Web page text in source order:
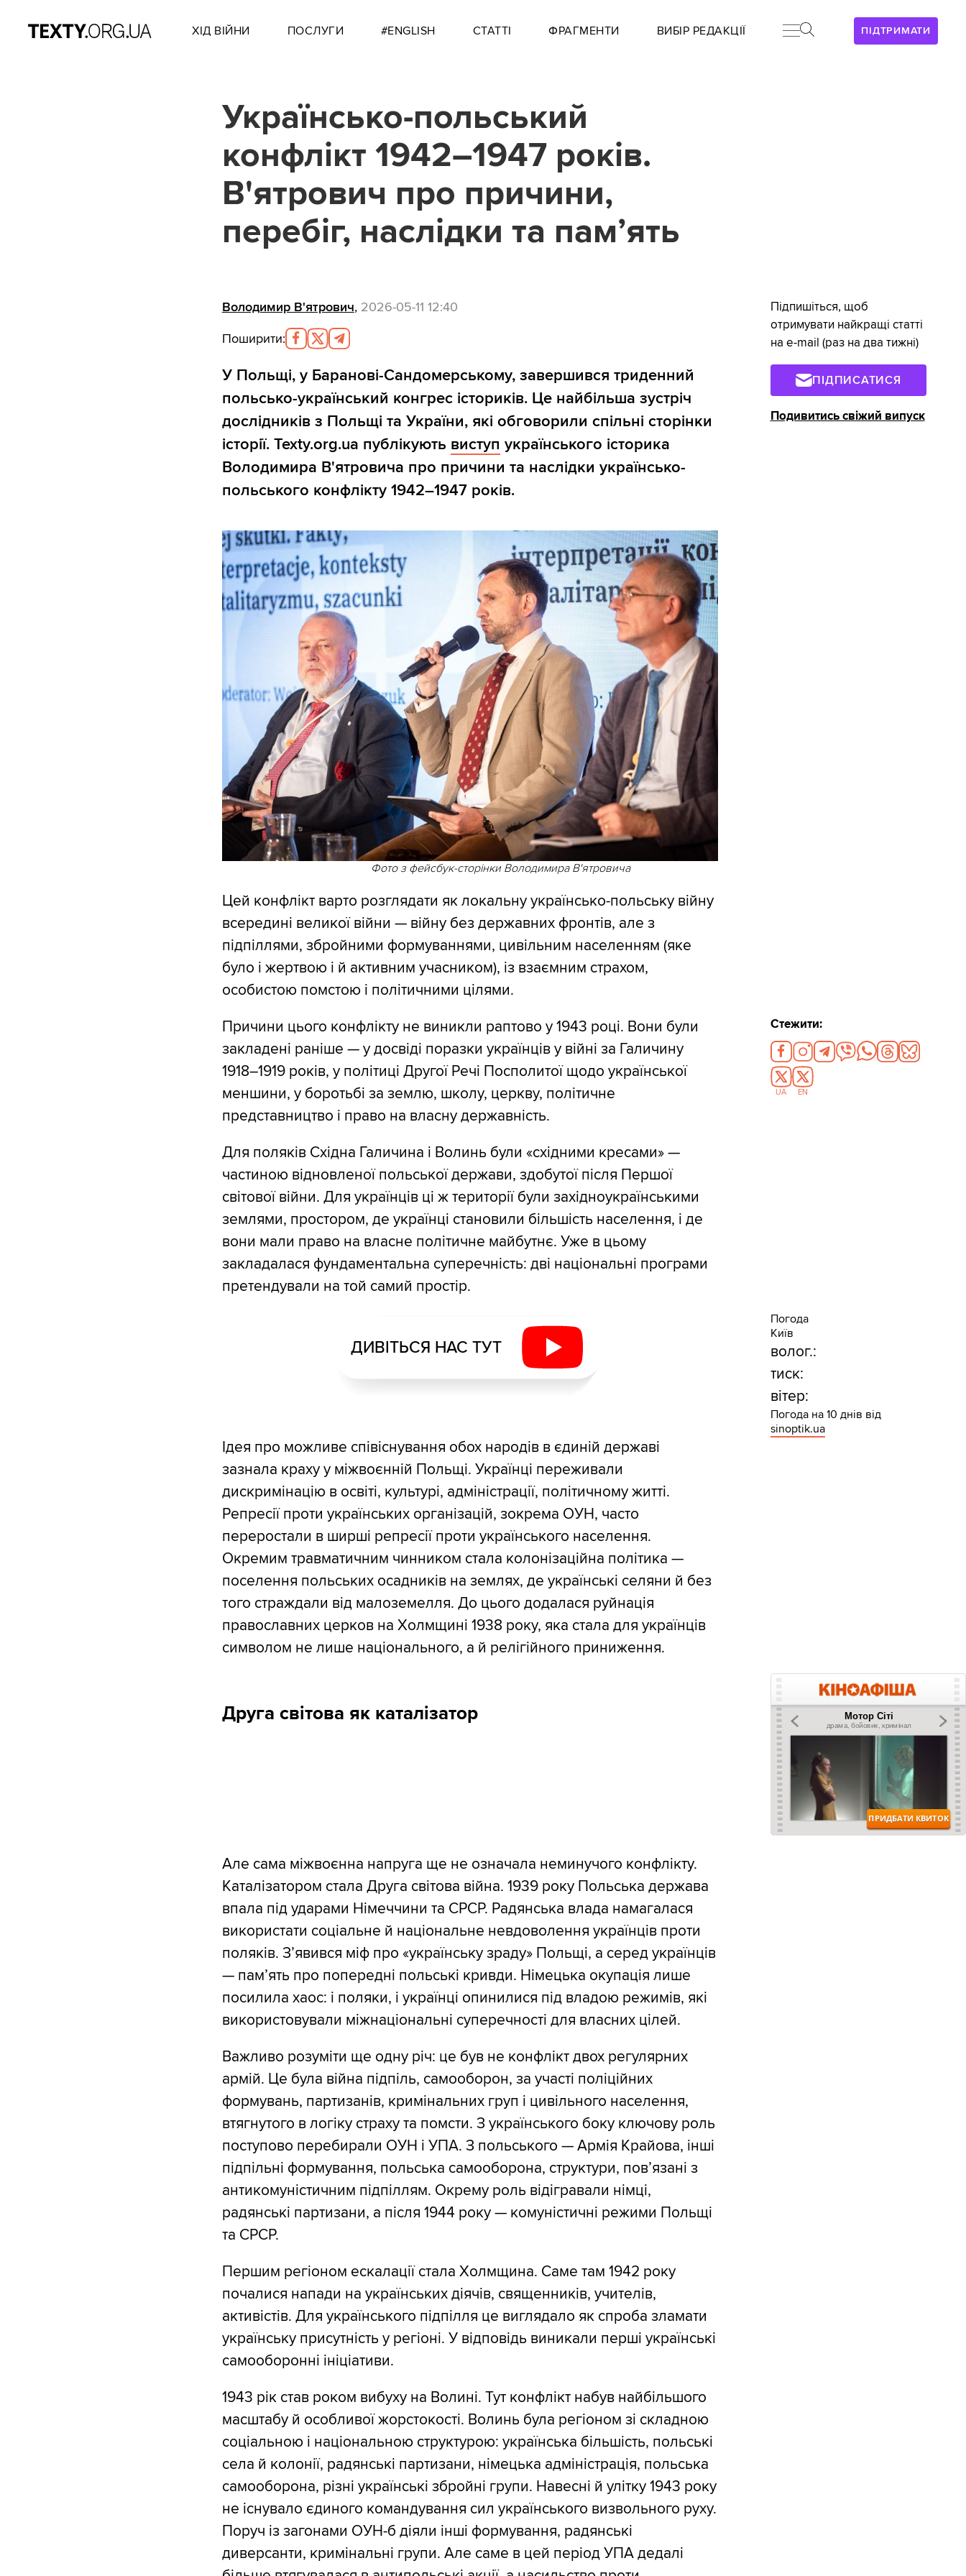
ПІДТРИМАТИ
ХІД ВІЙНИ ПОСЛУГИ #ENGLISH СТАТТІ ФРАГМЕНТИ ВИБІР РЕДАКЦІЇ
Українсько-польський
конфлікт 1942–1947 років.
В'ятрович про причини,
перебіг, наслідки та пам’ять
Володимир В'ятрович, 2026-05-11 12:40
Поширити:
У Польщі, у Баранові-Сандомерському, завершився триденний
польсько-український конгрес істориків. Це найбільша зустріч
дослідників з Польщі та України, які обговорили спільні сторінки
історії. Texty.org.ua публікують виступ українського історика
Володимира В'ятровича про причини та наслідки українсько-
польського конфлікту 1942–1947 років.
Фото з фейсбук-сторінки Володимира В'ятровича
Цей конфлікт варто розглядати як локальну українсько-польську війну
всередині великої війни — війну без державних фронтів, але з
підпіллями, збройними формуваннями, цивільним населенням (яке
було і жертвою і й активним учасником), із взаємним страхом,
особистою помстою і політичними цілями.
Причини цього конфлікту не виникли раптово у 1943 році. Вони були
закладені раніше — у досвіді поразки українців у війні за Галичину
1918–1919 років, у політиці Другої Речі Посполитої щодо української
меншини, у боротьбі за землю, школу, церкву, політичне
представництво і право на власну державність.
Для поляків Східна Галичина і Волинь були «східними кресами» —
частиною відновленої польської держави, здобутої після Першої
світової війни. Для українців ці ж території були західноукраїнськими
землями, простором, де українці становили більшість населення, і де
вони мали право на власне політичне майбутнє. Уже в цьому
закладалася фундаментальна суперечність: дві національні програми
претендували на той самий простір.
ДИВІТЬСЯ НАС ТУТ
Ідея про можливе співіснування обох народів в єдиній державі
зазнала краху у міжвоєнній Польщі. Українці переживали
дискримінацію в освіті, культурі, адміністрації, політичному житті.
Репресії проти українських організацій, зокрема ОУН, часто
переростали в ширші репресії проти українського населення.
Окремим травматичним чинником стала колонізаційна політика —
поселення польських осадників на землях, де українські селяни й без
того страждали від малоземелля. До цього додалася руйнація
православних церков на Холмщині 1938 року, яка стала для українців
символом не лише національного, а й релігійного приниження.
Друга світова як каталізатор
Але сама міжвоєнна напруга ще не означала неминучого конфлікту.
Каталізатором стала Друга світова війна. 1939 року Польська держава
впала під ударами Німеччини та СРСР. Радянська влада намагалася
використати соціальне й національне невдоволення українців проти
поляків. З’явився міф про «українську зраду» Польщі, а серед українців
— пам’ять про попередні польські кривди. Німецька окупація лише
посилила хаос: і поляки, і українці опинилися під владою режимів, які
використовували міжнаціональні суперечності для власних цілей.
Важливо розуміти ще одну річ: це був не конфлікт двох регулярних
армій. Це була війна підпіль, самооборон, за участі поліційних
формувань, партизанів, кримінальних груп і цивільного населення,
втягнутого в логіку страху та помсти. З українського боку ключову роль
поступово перебирали ОУН і УПА. З польського — Армія Крайова, інші
підпільні формування, польська самооборона, структури, пов’язані з
антикомуністичним підпіллям. Окрему роль відігравали німці,
радянські партизани, а після 1944 року — комуністичні режими Польщі
та СРСР.
Першим регіоном ескалації стала Холмщина. Саме там 1942 року
почалися напади на українських діячів, священників, учителів,
активістів. Для українського підпілля це виглядало як спроба зламати
українську присутність у регіоні. У відповідь виникали перші українські
самооборонні ініціативи.
1943 рік став роком вибуху на Волині. Тут конфлікт набув найбільшого
масштабу й особливої жорстокості. Волинь була регіоном зі складною
соціальною і національною структурою: українська більшість, польські
села й колонії, радянські партизани, німецька адміністрація, польська
самооборона, різні українські збройні групи. Навесні й улітку 1943 року
не існувало єдиного командування сил українського визвольного руху.
Поруч із загонами ОУН-б діяли інші формування, радянські
диверсанти, кримінальні групи. Але саме в цей період УПА дедалі
Підпишіться, щоб
отримувати найкращі статті
на e-mail (раз на два тижні)
ПІДПИСАТИСЯ
Подивитись свіжий випуск
Стежити:
UA EN
Погода
Київ
волог.:
тиск:
вітер:
Погода на 10 днів від
sinoptik.ua